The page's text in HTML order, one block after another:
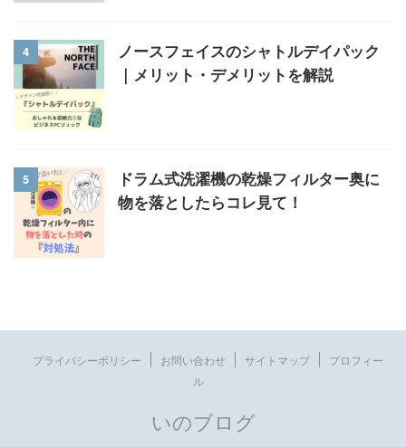
4
ノースフェイスのシャトルデイパック
｜メリット・デメリットを解説
5
ドラム式洗濯機の乾燥フィルター奥に
物を落としたらコレ見て！
プライバシーポリシー お問い合わせ サイトマップ
プロフィー
ル
いのブログ